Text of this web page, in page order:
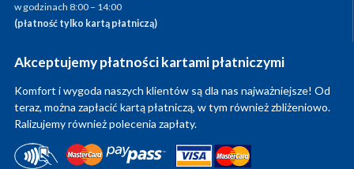
w godzinach 8:00 – 14:00
(płatność tylko kartą płatniczą)
Akceptujemy płatności kartami płatniczymi
Komfort i wygoda naszych klientów są dla nas najważniejsze! Od
teraz, można zapłacić kartą płatniczą, w tym również zbliżeniowo.
Ralizujemy również polecenia zapłaty.